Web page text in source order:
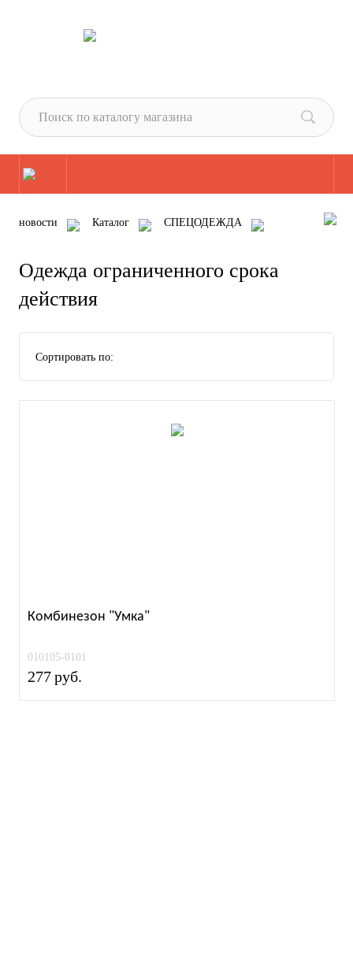
новости Каталог
СПЕЦОДЕЖДА
Одежда ограниченного срока действия
Одежда ограниченного срока
действия
Сортировать по:
Комбинезон "Умка"
010105-0101
277руб.